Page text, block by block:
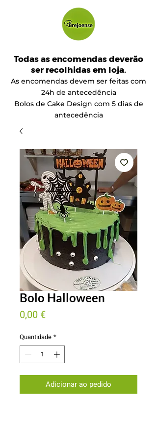
Todas as encomendas deverão
ser recolhidas em loja.
As encomendas devem ser feitas com
24h de antecedência
Bolos de Cake Design com 5 dias de
antecedência
Bolo Halloween
0,00 €Preço
Quantidade *
Adicionar ao pedido